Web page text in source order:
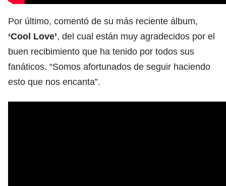
Por último, comentó de su más reciente álbum,
‘Cool Love’, del cual están muy agradecidos por el
buen recibimiento que ha tenido por todos sus
fanáticos. “Somos afortunados de seguir haciendo
esto que nos encanta”.